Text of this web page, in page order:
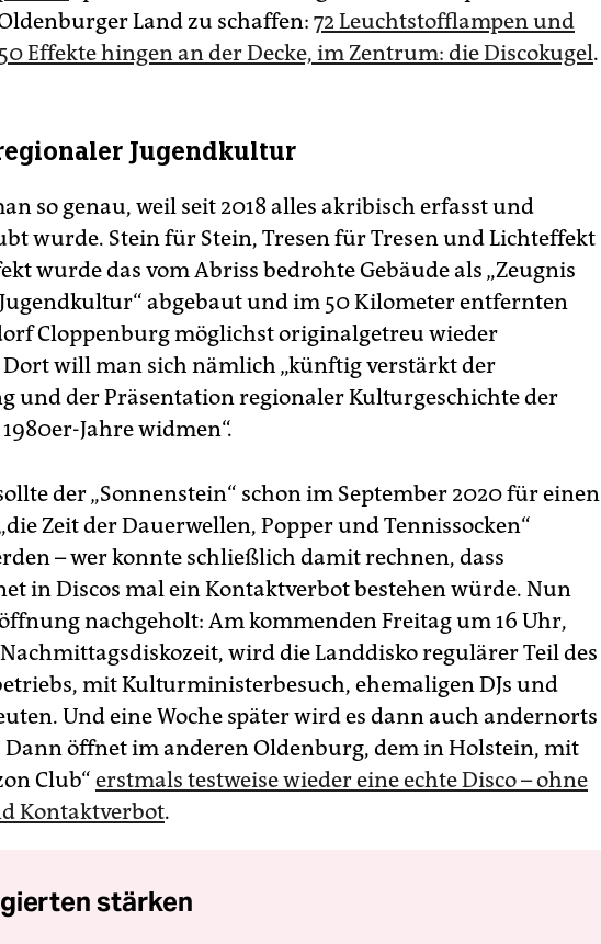
Land zu schaffen: 72 Leuchtstofflampen und
Effekte hingen an der Decke, im Zentrum: die Disco­kugel.
Jugendkultur
so genau, weil seit 2018 alles akribisch erfasst und
wurde. Stein für Stein, Tresen für Tresen und Lichteffekt
wurde das vom Abriss bedrohte Gebäude als „Zeugnis
abgebaut und im 50 Kilometer entfernten
Cloppenburg möglichst originalgetreu wieder
will man sich nämlich „künftig verstärkt der
und der Präsentation regionaler Kulturgeschichte der
Jahre widmen“.
der „Sonnenstein“ schon im September 2020 für einen
Zeit der Dauerwellen, Popper und Tennissocken“
– wer konnte schließlich damit rechnen, dass
in Discos mal ein Kontaktverbot bestehen würde. Nun
nachgeholt: Am kommenden Freitag um 16 Uhr,
wird die Landdisko regulärer Teil des
mit Kulturministerbesuch, ehemaligen DJs und
Und eine Woche später wird es dann auch andernorts
öffnet im anderen Oldenburg, dem in Holstein, mit
Club“ erstmals testweise wieder eine echte Disco – ohne
Kontaktverbot.
stärken